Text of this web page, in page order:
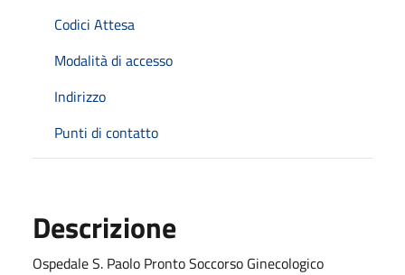
Codici Attesa
Modalità di accesso
Indirizzo
Punti di contatto
Descrizione
Ospedale S. Paolo Pronto Soccorso Ginecologico